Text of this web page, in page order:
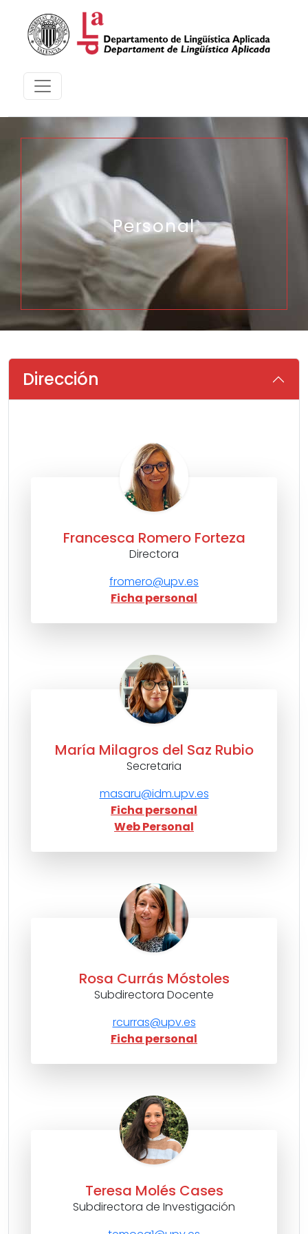
Personal
Dirección
Francesca Romero Forteza
Directora
fromero@upv.es
Ficha personal
María Milagros del Saz Rubio
Secretaria
masaru@idm.upv.es
Ficha personal
Web Personal
Rosa Currás Móstoles
Subdirectora Docente
rcurras@upv.es
Ficha personal
Teresa Molés Cases
Subdirectora de Investigación